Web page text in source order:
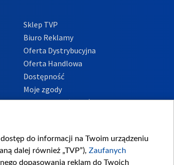
Sklep TVP
Biuro Reklamy
Oferta Dystrybucyjna
Oferta Handlowa
Dostępność
Moje zgody
Procedura zgłoszeń
do informacji na Twoim urządzeniu
dalej również „TVP”), Zaufanych
dopasowania reklam do Twoich